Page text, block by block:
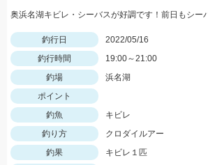
釣行日
2022/05/16
釣行時間
19:00～21:00
釣場
浜名湖
ポイント
釣魚
キビレ
釣り方
クロダイルアー
釣果
キビレ１匹